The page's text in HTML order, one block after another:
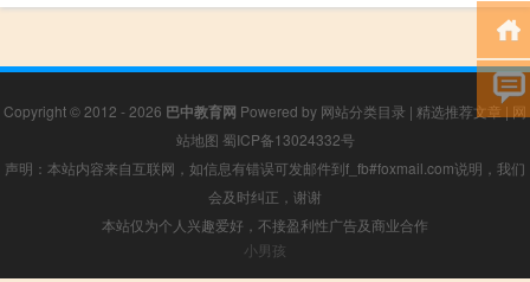
Copyright © 2012 - 2026 巴中教育网 Powered by 网站分类目录 | 精选推荐文章| 网
站地图 蜀ICP备13024332号
声明：本站内容来自互联网，如信息有错误可发邮件到f_fb#foxmail.com说明，我们
会及时纠正，谢谢
本站仅为个人兴趣爱好，不接盈利性广告及商业合作
小男孩